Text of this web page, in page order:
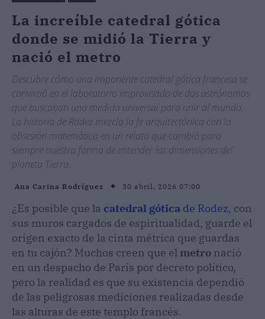
La increíble catedral gótica
donde se midió la Tierra y
nació el metro
Descubre cómo una imponente catedral gótica francesa se
convirtió en el laboratorio improvisado de dos astrónomos
que buscaban una medida universal para unir al mundo.
La historia de Rodez mezcla la fe arquitectónica con la
obsesión matemática en un relato que cambió para
siempre nuestra forma de entender las dimensiones del
planeta Tierra.
Ana Carina Rodríguez 30 abril, 2026 07:00
¿Es posible que la catedral gótica de Rodez, con
sus muros cargados de espiritualidad, guarde el
origen exacto de la cinta métrica que guardas
en tu cajón? Muchos creen que el metro nació
en un despacho de París por decreto político,
pero la realidad es que su existencia dependió
de las peligrosas mediciones realizadas desde
las alturas de este templo francés.